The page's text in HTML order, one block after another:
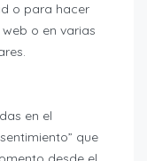
o para hacer
o en varias
en el
que